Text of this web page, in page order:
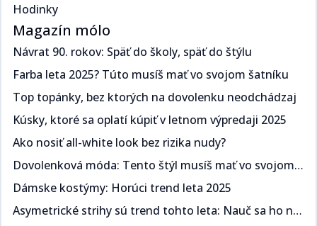
Hodinky
Magazín mólo
Návrat 90. rokov: Späť do školy, späť do štýlu​​​​‌ ‍ ​‍​‍‌‍ ‌ ​‍‌‍‍‌‌‍‌ ‌‍‍‌‌‍ ‍​‍​‍​ ‍‍​‍​‍‌ ​ ‌‍​‌‌‍ ‍‌‍‍‌‌ ‌​‌ ‍‌​‍ ‍‌‍‍‌‌‍ ​‍​‍​‍ ​​‍​‍‌‍‍​‌ ​‍‌‍‌‌‌‍‌‍​‍​‍​ ‍‍​‍​‍‌‍‍​‌ ‌​‌ ‌​‌ ​​​ ‍‍​‍ ​‍ ‌‍ ​‌‍ ‌‍​ ‌‍​‌‌‍ ​‌‍‍​‌‍ ‌ ​ ‌ ‌​​ ‍‍​ ​ ​ ​​​ ​​​ ​​​‍ ‌ ​ ‌ ‌​‌ ‌‌‌‍‌​‌‍‍‌‌‍ ​‍ ‌‍‍‌‌‍ ‍‌ ‌​‌‍‌‌‌‍ ‍‌ ‌​​‍ ‌‍‌‌‌‍‌​‌‍‍‌‌ ‌​​‍ ‌‍ ‌‌‍ ‌‍‌​‌‍‌‌​ ‌‌ ​​‌ ​‍‌‍‌‌‌ ​ ‌‍‌‌‌‍ ‍‌ ‌​‌‍​‌‌ ‌​‌‍‍‌‌‍ ‌‍ ‍​ ‍ ‌‍‍‌‌‍‌​​ ‌​ ​‍‌‍​ ‌‍​ ‌‍‌​​ ‍​​ ‍​​ ‌‌​ ​‌​‍ ‌​ ‍​​ ​ ‌‍​‌​ ​‌​‍ ‌​ ‌​‌‍‌​​ ​‌​ ​‍​‍ ‌‌‍​‌‌‍​‌​ ​​​ ​​​‍ ‌​ ‍‌​ ‌ ​ ​‌‌‍​ ​ ​‌​ ​‌‌‍​‍‌‍‌​​ ​‍‌‍‌​‌‍‌‍​ ‌ ​ ‍ ‌ ‌​‌ ‍‌‌ ​​‌‍‌‌​ ‌‌ ​​‌‍ ‌ ​ ‌ ‌​​ ‍ ‌ ​​‌‍​‌‌ ‌​‌‍‍​​ ‌‌ ‌​‌‍‍‌‌ ‌​‌‍ ​‌‍‌‌​ ‌‍​‍‌‍​‌‌ ​ ‌‍‌‌‌‌‌‌‌ ​‍‌‍ ​​ ‌‌‍‍​‌ ‌​‌ ‌​‌ ​​​‍‌‌​ ​ ‌​​‌​‍‌‌​ ​‍‌​‌‍​‍‌‌​ ​‍‌​‌‍‌‍ ​‌‍ ‌‍​ ‌‍​‌‌‍ ​‌‍‍​‌‍ ‌ ​ ‌ ‌​​‍‌‌​ ​ ‌​​‌​ ​ ​ ​​​ ​​​ ​​​‍‌‌​ ​‍‌​‌‍‌ ​ ‌ ‌​‌ ‌‌‌‍‌​‌‍‍‌‌‍ ​‍‌‍‌‍‍‌‌‍‌​​ ‌​ ​‍‌‍​ ‌‍​ ‌‍‌​​ ‍​​ ‍​​ ‌‌​ ​‌​‍ ‌​ ‍​​ ​ ‌‍​‌​ ​‌​‍ ‌​ ‌​‌‍‌​​ ​‌​ ​‍​‍ ‌‌‍​‌‌‍​‌​ ​​​ ​​​‍ ‌​ ‍‌​ ‌ ​ ​‌‌‍​ ​ ​‌​ ​‌‌‍​‍‌‍‌​​ ​‍‌‍‌​‌‍‌‍​ ‌ ​‍‌‍‌ ‌​‌ ‍‌‌ ​​‌‍‌‌​ ‌‌ ​​‌‍ ‌ ​ ‌ ‌​​‍‌‍‌ ​​‌‍​‌‌ ‌​‌‍‍​​ ‌‌ ‌​‌‍‍‌‌ ‌​‌‍ ​‌‍‌‌​‍‌‍‌ ​​‌‍‌‌‌ ​‍‌ ​ ‌ ​​‌‍‌‌‌‍​ ‌ ‌​‌‍‍‌‌ ‌‍‌‍‌‌​ ‌‌ ​​‌ ‌‌‌‍​‍‌‍ ​‌‍‍‌‌ ​ ‌‍‍​‌‍‌‌‌‍‌​​‍​‍‌ ‌
Farba leta 2025? Túto musíš mať vo svojom šatníku ​​​​‌ ‍ ​‍​‍‌‍ ‌ ​‍‌‍‍‌‌‍‌ ‌‍‍‌‌‍ ‍​‍​‍​ ‍‍​‍​‍‌ ​ ‌‍​‌‌‍ ‍‌‍‍‌‌ ‌​‌ ‍‌​‍ ‍‌‍‍‌‌‍ ​‍​‍​‍ ​​‍​‍‌‍‍​‌ ​‍‌‍‌‌‌‍‌‍​‍​‍​ ‍‍​‍​‍‌‍‍​‌ ‌​‌ ‌​‌ ​​​ ‍‍​‍ ​‍ ‌‍ ​‌‍ ‌‍​ ‌‍​‌‌‍ ​‌‍‍​‌‍ ‌ ​ ‌ ‌​​ ‍‍​ ​ ​ ​​​ ​​​ ​​​‍ ‌ ​ ‌ ‌​‌ ‌‌‌‍‌​‌‍‍‌‌‍ ​‍ ‌‍‍‌‌‍ ‍‌ ‌​‌‍‌‌‌‍ ‍‌ ‌​​‍ ‌‍‌‌‌‍‌​‌‍‍‌‌ ‌​​‍ ‌‍ ‌‌‍ ‌‍‌​‌‍‌‌​ ‌‌ ​​‌ ​‍‌‍‌‌‌ ​ ‌‍‌‌‌‍ ‍‌ ‌​‌‍​‌‌ ‌​‌‍‍‌‌‍ ‌‍ ‍​ ‍ ‌‍‍‌‌‍‌​​ ‌​ ​‌‌‍​‌​ ‌​​ ‌‍​ ​​‌‍​‌​ ​‍‌‍​‍​‍ ‌​ ‍​‌‍​‍‌‍​‍‌‍‌‍​‍ ‌​ ‌​‌‍‌‍​ ​​​ ​‍​‍ ‌‌‍​‌‌‍​‍​ ‌ ‌‍‌‍​‍ ‌‌‍‌‍​ ‍‌‌‍​ ‌‍​‍​ ‍‌​ ‍‌‌‍‌‌​ ​​‌‍‌‍​ ​ ‌‍‌​​ ​‍​ ‍ ‌ ‌​‌ ‍‌‌ ​​‌‍‌‌​ ‌‌ ​​‌‍ ‌ ​ ‌ ‌​​ ‍ ‌ ​​‌‍​‌‌ ‌​‌‍‍​​ ‌‌ ‌​‌‍‍‌‌ ‌​‌‍ ​‌‍‌‌​ ‌‍​‍‌‍​‌‌ ​ ‌‍‌‌‌‌‌‌‌ ​‍‌‍ ​​ ‌‌‍‍​‌ ‌​‌ ‌​‌ ​​​‍‌‌​ ​ ‌​​‌​‍‌‌​ ​‍‌​‌‍​‍‌‌​ ​‍‌​‌‍‌‍ ​‌‍ ‌‍​ ‌‍​‌‌‍ ​‌‍‍​‌‍ ‌ ​ ‌ ‌​​‍‌‌​ ​ ‌​​‌​ ​ ​ ​​​ ​​​ ​​​‍‌‌​ ​‍‌​‌‍‌ ​ ‌ ‌​‌ ‌‌‌‍‌​‌‍‍‌‌‍ ​‍‌‍‌‍‍‌‌‍‌​​ ‌​ ​‌‌‍​‌​ ‌​​ ‌‍​ ​​‌‍​‌​ ​‍‌‍​‍​‍ ‌​ ‍​‌‍​‍‌‍​‍‌‍‌‍​‍ ‌​ ‌​‌‍‌‍​ ​​​ ​‍​‍ ‌‌‍​‌‌‍​‍​ ‌ ‌‍‌‍​‍ ‌‌‍‌‍​ ‍‌‌‍​ ‌‍​‍​ ‍‌​ ‍‌‌‍‌‌​ ​​‌‍‌‍​ ​ ‌‍‌​​ ​‍​‍‌‍‌ ‌​‌ ‍‌‌ ​​‌‍‌‌​ ‌‌ ​​‌‍ ‌ ​ ‌ ‌​​‍‌‍‌ ​​‌‍​‌‌ ‌​‌‍‍​​ ‌‌ ‌​‌‍‍‌‌ ‌​‌‍ ​‌‍‌‌​‍‌‍‌ ​​‌‍‌‌‌ ​‍‌ ​ ‌ ​​‌‍‌‌‌‍​ ‌ ‌​‌‍‍‌‌ ‌‍‌‍‌‌​ ‌‌ ​​‌ ‌‌‌‍​‍‌‍ ​‌‍‍‌‌ ​ ‌‍‍​‌‍‌‌‌‍‌​​‍​‍‌ ‌
Top topánky, bez ktorých na dovolenku neodchádzaj​​​​‌ ‍ ​‍​‍‌‍ ‌ ​‍‌‍‍‌‌‍‌ ‌‍‍‌‌‍ ‍​‍​‍​ ‍‍​‍​‍‌ ​ ‌‍​‌‌‍ ‍‌‍‍‌‌ ‌​‌ ‍‌​‍ ‍‌‍‍‌‌‍ ​‍​‍​‍ ​​‍​‍‌‍‍​‌ ​‍‌‍‌‌‌‍‌‍​‍​‍​ ‍‍​‍​‍‌‍‍​‌ ‌​‌ ‌​‌ ​​​ ‍‍​‍ ​‍ ‌‍ ​‌‍ ‌‍​ ‌‍​‌‌‍ ​‌‍‍​‌‍ ‌ ​ ‌ ‌​​ ‍‍​ ​ ​ ​​​ ​​​ ​​​‍ ‌ ​ ‌ ‌​‌ ‌‌‌‍‌​‌‍‍‌‌‍ ​‍ ‌‍‍‌‌‍ ‍‌ ‌​‌‍‌‌‌‍ ‍‌ ‌​​‍ ‌‍‌‌‌‍‌​‌‍‍‌‌ ‌​​‍ ‌‍ ‌‌‍ ‌‍‌​‌‍‌‌​ ‌‌ ​​‌ ​‍‌‍‌‌‌ ​ ‌‍‌‌‌‍ ‍‌ ‌​‌‍​‌‌ ‌​‌‍‍‌‌‍ ‌‍ ‍​ ‍ ‌‍‍‌‌‍‌​​ ‌​ ​‌​ ‍‌​ ​‍‌‍​ ​ ‌ ​ ​‌​ ‌‌​ ​‍​‍ ‌‌‍​‌‌‍​‌​ ‍​‌‍​‍​‍ ‌​ ‌​​ ‌‌​ ‍‌‌‍‌‍​‍ ‌‌‍​‌​ ‍​​ ‌ ​ ‍​​‍ ‌​ ‍‌​ ‌ ​ ​​​ ‍‌‌‍​ ​ ‍​​ ‍‌​ ​‍​ ​​‌‍‌‍‌‍​‍‌‍‌‌​ ‍ ‌ ‌​‌ ‍‌‌ ​​‌‍‌‌​ ‌‌ ​​‌‍ ‌ ​ ‌ ‌​​ ‍ ‌ ​​‌‍​‌‌ ‌​‌‍‍​​ ‌‌ ‌​‌‍‍‌‌ ‌​‌‍ ​‌‍‌‌​ ‌‍​‍‌‍​‌‌ ​ ‌‍‌‌‌‌‌‌‌ ​‍‌‍ ​​ ‌‌‍‍​‌ ‌​‌ ‌​‌ ​​​‍‌‌​ ​ ‌​​‌​‍‌‌​ ​‍‌​‌‍​‍‌‌​ ​‍‌​‌‍‌‍ ​‌‍ ‌‍​ ‌‍​‌‌‍ ​‌‍‍​‌‍ ‌ ​ ‌ ‌​​‍‌‌​ ​ ‌​​‌​ ​ ​ ​​​ ​​​ ​​​‍‌‌​ ​‍‌​‌‍‌ ​ ‌ ‌​‌ ‌‌‌‍‌​‌‍‍‌‌‍ ​‍‌‍‌‍‍‌‌‍‌​​ ‌​ ​‌​ ‍‌​ ​‍‌‍​ ​ ‌ ​ ​‌​ ‌‌​ ​‍​‍ ‌‌‍​‌‌‍​‌​ ‍​‌‍​‍​‍ ‌​ ‌​​ ‌‌​ ‍‌‌‍‌‍​‍ ‌‌‍​‌​ ‍​​ ‌ ​ ‍​​‍ ‌​ ‍‌​ ‌ ​ ​​​ ‍‌‌‍​ ​ ‍​​ ‍‌​ ​‍​ ​​‌‍‌‍‌‍​‍‌‍‌‌​‍‌‍‌ ‌​‌ ‍‌‌ ​​‌‍‌‌​ ‌‌ ​​‌‍ ‌ ​ ‌ ‌​​‍‌‍‌ ​​‌‍​‌‌ ‌​‌‍‍​​ ‌‌ ‌​‌‍‍‌‌ ‌​‌‍ ​‌‍‌‌​‍‌‍‌ ​​‌‍‌‌‌ ​‍‌ ​ ‌ ​​‌‍‌‌‌‍​ ‌ ‌​‌‍‍‌‌ ‌‍‌‍‌‌​ ‌‌ ​​‌ ‌‌‌‍​‍‌‍ ​‌‍‍‌‌ ​ ‌‍‍​‌‍‌‌‌‍‌​​‍​‍‌ ‌
Kúsky, ktoré sa oplatí kúpiť v letnom výpredaji 2025​​​​‌ ‍ ​‍​‍‌‍ ‌ ​‍‌‍‍‌‌‍‌ ‌‍‍‌‌‍ ‍​‍​‍​ ‍‍​‍​‍‌ ​ ‌‍​‌‌‍ ‍‌‍‍‌‌ ‌​‌ ‍‌​‍ ‍‌‍‍‌‌‍ ​‍​‍​‍ ​​‍​‍‌‍‍​‌ ​‍‌‍‌‌‌‍‌‍​‍​‍​ ‍‍​‍​‍‌‍‍​‌ ‌​‌ ‌​‌ ​​​ ‍‍​‍ ​‍ ‌‍ ​‌‍ ‌‍​ ‌‍​‌‌‍ ​‌‍‍​‌‍ ‌ ​ ‌ ‌​​ ‍‍​ ​ ​ ​​​ ​​​ ​​​‍ ‌ ​ ‌ ‌​‌ ‌‌‌‍‌​‌‍‍‌‌‍ ​‍ ‌‍‍‌‌‍ ‍‌ ‌​‌‍‌‌‌‍ ‍‌ ‌​​‍ ‌‍‌‌‌‍‌​‌‍‍‌‌ ‌​​‍ ‌‍ ‌‌‍ ‌‍‌​‌‍‌‌​ ‌‌ ​​‌ ​‍‌‍‌‌‌ ​ ‌‍‌‌‌‍ ‍‌ ‌​‌‍​‌‌ ‌​‌‍‍‌‌‍ ‌‍ ‍​ ‍ ‌‍‍‌‌‍‌​​ ‌‌‍​‌‌‍​‍​ ​ ​ ‌​‌‍‌​‌‍‌‌​ ​ ‌‍‌​​‍ ‌​ ‍‌​ ​‌​ ‍‌​ ​‍​‍ ‌​ ‌​‌‍​‌​ ​‌​ ‍​​‍ ‌‌‍​‌​ ‌‌​ ‍​‌‍‌‌​‍ ‌‌‍‌‍​ ‌‌‌‍​‌‌‍​‌​ ​‌‌‍​ ​ ‍‌​ ‌ ‌‍‌​‌‍​‌​ ​​‌‍​ ​ ‍ ‌ ‌​‌ ‍‌‌ ​​‌‍‌‌​ ‌‌ ​​‌‍ ‌ ​ ‌ ‌​​ ‍ ‌ ​​‌‍​‌‌ ‌​‌‍‍​​ ‌‌ ‌​‌‍‍‌‌ ‌​‌‍ ​‌‍‌‌​ ‌‍​‍‌‍​‌‌ ​ ‌‍‌‌‌‌‌‌‌ ​‍‌‍ ​​ ‌‌‍‍​‌ ‌​‌ ‌​‌ ​​​‍‌‌​ ​ ‌​​‌​‍‌‌​ ​‍‌​‌‍​‍‌‌​ ​‍‌​‌‍‌‍ ​‌‍ ‌‍​ ‌‍​‌‌‍ ​‌‍‍​‌‍ ‌ ​ ‌ ‌​​‍‌‌​ ​ ‌​​‌​ ​ ​ ​​​ ​​​ ​​​‍‌‌​ ​‍‌​‌‍‌ ​ ‌ ‌​‌ ‌‌‌‍‌​‌‍‍‌‌‍ ​‍‌‍‌‍‍‌‌‍‌​​ ‌‌‍​‌‌‍​‍​ ​ ​ ‌​‌‍‌​‌‍‌‌​ ​ ‌‍‌​​‍ ‌​ ‍‌​ ​‌​ ‍‌​ ​‍​‍ ‌​ ‌​‌‍​‌​ ​‌​ ‍​​‍ ‌‌‍​‌​ ‌‌​ ‍​‌‍‌‌​‍ ‌‌‍‌‍​ ‌‌‌‍​‌‌‍​‌​ ​‌‌‍​ ​ ‍‌​ ‌ ‌‍‌​‌‍​‌​ ​​‌‍​ ​‍‌‍‌ ‌​‌ ‍‌‌ ​​‌‍‌‌​ ‌‌ ​​‌‍ ‌ ​ ‌ ‌​​‍‌‍‌ ​​‌‍​‌‌ ‌​‌‍‍​​ ‌‌ ‌​‌‍‍‌‌ ‌​‌‍ ​‌‍‌‌​‍‌‍‌ ​​‌‍‌‌‌ ​‍‌ ​ ‌ ​​‌‍‌‌‌‍​ ‌ ‌​‌‍‍‌‌ ‌‍‌‍‌‌​ ‌‌ ​​‌ ‌‌‌‍​‍‌‍ ​‌‍‍‌‌ ​ ‌‍‍​‌‍‌‌‌‍‌​​‍​‍‌ ‌
Ako nosiť all-white look bez rizika nudy?​​​​‌ ‍ ​‍​‍‌‍ ‌ ​‍‌‍‍‌‌‍‌ ‌‍‍‌‌‍ ‍​‍​‍​ ‍‍​‍​‍‌ ​ ‌‍​‌‌‍ ‍‌‍‍‌‌ ‌​‌ ‍‌​‍ ‍‌‍‍‌‌‍ ​‍​‍​‍ ​​‍​‍‌‍‍​‌ ​‍‌‍‌‌‌‍‌‍​‍​‍​ ‍‍​‍​‍‌‍‍​‌ ‌​‌ ‌​‌ ​​​ ‍‍​‍ ​‍ ‌‍ ​‌‍ ‌‍​ ‌‍​‌‌‍ ​‌‍‍​‌‍ ‌ ​ ‌ ‌​​ ‍‍​ ​ ​ ​​​ ​​​ ​​​‍ ‌ ​ ‌ ‌​‌ ‌‌‌‍‌​‌‍‍‌‌‍ ​‍ ‌‍‍‌‌‍ ‍‌ ‌​‌‍‌‌‌‍ ‍‌ ‌​​‍ ‌‍‌‌‌‍‌​‌‍‍‌‌ ‌​​‍ ‌‍ ‌‌‍ ‌‍‌​‌‍‌‌​ ‌‌ ​​‌ ​‍‌‍‌‌‌ ​ ‌‍‌‌‌‍ ‍‌ ‌​‌‍​‌‌ ‌​‌‍‍‌‌‍ ‌‍ ‍​ ‍ ‌‍‍‌‌‍‌​​ ‌‌‍‌‍​ ‌‌​ ‍‌​ ‍‌​ ‍​​ ‌‌‌‍‌‍​ ​ ​‍ ‌​ ‍‌‌‍​ ​ ​ ‌‍​‌​‍ ‌​ ‌​‌‍‌‌​ ‌​​ ​​​‍ ‌​ ‍​​ ‌ ​ ​‍‌‍‌‌​‍ ‌​ ‌​​ ​‌‌‍‌​‌‍‌‌‌‍‌‌‌‍​‍‌‍‌‌​ ​‌​ ‍‌‌‍‌‌​ ‌‍​ ‌ ​ ‍ ‌ ‌​‌ ‍‌‌ ​​‌‍‌‌​ ‌‌ ​​‌‍ ‌ ​ ‌ ‌​​ ‍ ‌ ​​‌‍​‌‌ ‌​‌‍‍​​ ‌‌ ‌​‌‍‍‌‌ ‌​‌‍ ​‌‍‌‌​ ‌‍​‍‌‍​‌‌ ​ ‌‍‌‌‌‌‌‌‌ ​‍‌‍ ​​ ‌‌‍‍​‌ ‌​‌ ‌​‌ ​​​‍‌‌​ ​ ‌​​‌​‍‌‌​ ​‍‌​‌‍​‍‌‌​ ​‍‌​‌‍‌‍ ​‌‍ ‌‍​ ‌‍​‌‌‍ ​‌‍‍​‌‍ ‌ ​ ‌ ‌​​‍‌‌​ ​ ‌​​‌​ ​ ​ ​​​ ​​​ ​​​‍‌‌​ ​‍‌​‌‍‌ ​ ‌ ‌​‌ ‌‌‌‍‌​‌‍‍‌‌‍ ​‍‌‍‌‍‍‌‌‍‌​​ ‌‌‍‌‍​ ‌‌​ ‍‌​ ‍‌​ ‍​​ ‌‌‌‍‌‍​ ​ ​‍ ‌​ ‍‌‌‍​ ​ ​ ‌‍​‌​‍ ‌​ ‌​‌‍‌‌​ ‌​​ ​​​‍ ‌​ ‍​​ ‌ ​ ​‍‌‍‌‌​‍ ‌​ ‌​​ ​‌‌‍‌​‌‍‌‌‌‍‌‌‌‍​‍‌‍‌‌​ ​‌​ ‍‌‌‍‌‌​ ‌‍​ ‌ ​‍‌‍‌ ‌​‌ ‍‌‌ ​​‌‍‌‌​ ‌‌ ​​‌‍ ‌ ​ ‌ ‌​​‍‌‍‌ ​​‌‍​‌‌ ‌​‌‍‍​​ ‌‌ ‌​‌‍‍‌‌ ‌​‌‍ ​‌‍‌‌​‍‌‍‌ ​​‌‍‌‌‌ ​‍‌ ​ ‌ ​​‌‍‌‌‌‍​ ‌ ‌​‌‍‍‌‌ ‌‍‌‍‌‌​ ‌‌ ​​‌ ‌‌‌‍​‍‌‍ ​‌‍‍‌‌ ​ ‌‍‍​‌‍‌‌‌‍‌​​‍​‍‌ ‌
Dovolenková móda: Tento štýl musíš mať vo svojom šatníku ​​​​‌ ‍ ​‍​‍‌‍ ‌ ​‍‌‍‍‌‌‍‌ ‌‍‍‌‌‍ ‍​‍​‍​ ‍‍​‍​‍‌ ​ ‌‍​‌‌‍ ‍‌‍‍‌‌ ‌​‌ ‍‌​‍ ‍‌‍‍‌‌‍ ​‍​‍​‍ ​​‍​‍‌‍‍​‌ ​‍‌‍‌‌‌‍‌‍​‍​‍​ ‍‍​‍​‍‌‍‍​‌ ‌​‌ ‌​‌ ​​​ ‍‍​‍ ​‍ ‌‍ ​‌‍ ‌‍​ ‌‍​‌‌‍ ​‌‍‍​‌‍ ‌ ​ ‌ ‌​​ ‍‍​ ​ ​ ​​​ ​​​ ​​​‍ ‌ ​ ‌ ‌​‌ ‌‌‌‍‌​‌‍‍‌‌‍ ​‍ ‌‍‍‌‌‍ ‍‌ ‌​‌‍‌‌‌‍ ‍‌ ‌​​‍ ‌‍‌‌‌‍‌​‌‍‍‌‌ ‌​​‍ ‌‍ ‌‌‍ ‌‍‌​‌‍‌‌​ ‌‌ ​​‌ ​‍‌‍‌‌‌ ​ ‌‍‌‌‌‍ ‍‌ ‌​‌‍​‌‌ ‌​‌‍‍‌‌‍ ‌‍ ‍​ ‍ ‌‍‍‌‌‍‌​​ ‌​ ​​​ ‌‌​ ​​‌‍‌‌​ ‍​‌‍‌​​ ​​‌‍‌‌​‍ ‌​ ​​​ ‍‌​ ‌ ​ ‍​​‍ ‌​ ‌​​ ​ ‌‍​ ​ ‌​​‍ ‌​ ‍‌‌‍​‌​ ‍‌​ ​​​‍ ‌​ ‍​​ ​‌​ ‍​​ ​‍​ ​​‌‍‌‌​ ​ ​ ​‌​ ​ ‌‍​ ​ ‍​​ ​‍​ ‍ ‌ ‌​‌ ‍‌‌ ​​‌‍‌‌​ ‌‌ ​​‌‍ ‌ ​ ‌ ‌​​ ‍ ‌ ​​‌‍​‌‌ ‌​‌‍‍​​ ‌‌ ‌​‌‍‍‌‌ ‌​‌‍ ​‌‍‌‌​ ‌‍​‍‌‍​‌‌ ​ ‌‍‌‌‌‌‌‌‌ ​‍‌‍ ​​ ‌‌‍‍​‌ ‌​‌ ‌​‌ ​​​‍‌‌​ ​ ‌​​‌​‍‌‌​ ​‍‌​‌‍​‍‌‌​ ​‍‌​‌‍‌‍ ​‌‍ ‌‍​ ‌‍​‌‌‍ ​‌‍‍​‌‍ ‌ ​ ‌ ‌​​‍‌‌​ ​ ‌​​‌​ ​ ​ ​​​ ​​​ ​​​‍‌‌​ ​‍‌​‌‍‌ ​ ‌ ‌​‌ ‌‌‌‍‌​‌‍‍‌‌‍ ​‍‌‍‌‍‍‌‌‍‌​​ ‌​ ​​​ ‌‌​ ​​‌‍‌‌​ ‍​‌‍‌​​ ​​‌‍‌‌​‍ ‌​ ​​​ ‍‌​ ‌ ​ ‍​​‍ ‌​ ‌​​ ​ ‌‍​ ​ ‌​​‍ ‌​ ‍‌‌‍​‌​ ‍‌​ ​​​‍ ‌​ ‍​​ ​‌​ ‍​​ ​‍​ ​​‌‍‌‌​ ​ ​ ​‌​ ​ ‌‍​ ​ ‍​​ ​‍​‍‌‍‌ ‌​‌ ‍‌‌ ​​‌‍‌‌​ ‌‌ ​​‌‍ ‌ ​ ‌ ‌​​‍‌‍‌ ​​‌‍​‌‌ ‌​‌‍‍​​ ‌‌ ‌​‌‍‍‌‌ ‌​‌‍ ​‌‍‌‌​‍‌‍‌ ​​‌‍‌‌‌ ​‍‌ ​ ‌ ​​‌‍‌‌‌‍​ ‌ ‌​‌‍‍‌‌ ‌‍‌‍‌‌​ ‌‌ ​​‌ ‌‌‌‍​‍‌‍ ​‌‍‍‌‌ ​ ‌‍‍​‌‍‌‌‌‍‌​​‍​‍‌ ‌
Dámske kostýmy: Horúci trend leta 2025 ​​​​‌ ‍ ​‍​‍‌‍ ‌ ​‍‌‍‍‌‌‍‌ ‌‍‍‌‌‍ ‍​‍​‍​ ‍‍​‍​‍‌ ​ ‌‍​‌‌‍ ‍‌‍‍‌‌ ‌​‌ ‍‌​‍ ‍‌‍‍‌‌‍ ​‍​‍​‍ ​​‍​‍‌‍‍​‌ ​‍‌‍‌‌‌‍‌‍​‍​‍​ ‍‍​‍​‍‌‍‍​‌ ‌​‌ ‌​‌ ​​​ ‍‍​‍ ​‍ ‌‍ ​‌‍ ‌‍​ ‌‍​‌‌‍ ​‌‍‍​‌‍ ‌ ​ ‌ ‌​​ ‍‍​ ​ ​ ​​​ ​​​ ​​​‍ ‌ ​ ‌ ‌​‌ ‌‌‌‍‌​‌‍‍‌‌‍ ​‍ ‌‍‍‌‌‍ ‍‌ ‌​‌‍‌‌‌‍ ‍‌ ‌​​‍ ‌‍‌‌‌‍‌​‌‍‍‌‌ ‌​​‍ ‌‍ ‌‌‍ ‌‍‌​‌‍‌‌​ ‌‌ ​​‌ ​‍‌‍‌‌‌ ​ ‌‍‌‌‌‍ ‍‌ ‌​‌‍​‌‌ ‌​‌‍‍‌‌‍ ‌‍ ‍​ ‍ ‌‍‍‌‌‍‌​​ ‌​ ​‌​ ‍​​ ‍‌​ ​‌​ ‌​​ ‌‍‌‍‌​‌‍‌​​‍ ‌‌‍‌‌​ ‌ ​ ‌‌​ ‌​​‍ ‌​ ‌​​ ​‍​ ‌‍‌‍‌‍​‍ ‌​ ‍​​ ‌​‌‍‌‍​ ‌ ​‍ ‌​ ​‌‌‍‌​​ ‍‌​ ‌‌‌‍‌‍​ ​ ​ ​ ​ ​‍​ ​​​ ‌‌‌‍‌‍‌‍‌‍​ ‍ ‌ ‌​‌ ‍‌‌ ​​‌‍‌‌​ ‌‌ ​​‌‍ ‌ ​ ‌ ‌​​ ‍ ‌ ​​‌‍​‌‌ ‌​‌‍‍​​ ‌‌ ‌​‌‍‍‌‌ ‌​‌‍ ​‌‍‌‌​ ‌‍​‍‌‍​‌‌ ​ ‌‍‌‌‌‌‌‌‌ ​‍‌‍ ​​ ‌‌‍‍​‌ ‌​‌ ‌​‌ ​​​‍‌‌​ ​ ‌​​‌​‍‌‌​ ​‍‌​‌‍​‍‌‌​ ​‍‌​‌‍‌‍ ​‌‍ ‌‍​ ‌‍​‌‌‍ ​‌‍‍​‌‍ ‌ ​ ‌ ‌​​‍‌‌​ ​ ‌​​‌​ ​ ​ ​​​ ​​​ ​​​‍‌‌​ ​‍‌​‌‍‌ ​ ‌ ‌​‌ ‌‌‌‍‌​‌‍‍‌‌‍ ​‍‌‍‌‍‍‌‌‍‌​​ ‌​ ​‌​ ‍​​ ‍‌​ ​‌​ ‌​​ ‌‍‌‍‌​‌‍‌​​‍ ‌‌‍‌‌​ ‌ ​ ‌‌​ ‌​​‍ ‌​ ‌​​ ​‍​ ‌‍‌‍‌‍​‍ ‌​ ‍​​ ‌​‌‍‌‍​ ‌ ​‍ ‌​ ​‌‌‍‌​​ ‍‌​ ‌‌‌‍‌‍​ ​ ​ ​ ​ ​‍​ ​​​ ‌‌‌‍‌‍‌‍‌‍​‍‌‍‌ ‌​‌ ‍‌‌ ​​‌‍‌‌​ ‌‌ ​​‌‍ ‌ ​ ‌ ‌​​‍‌‍‌ ​​‌‍​‌‌ ‌​‌‍‍​​ ‌‌ ‌​‌‍‍‌‌ ‌​‌‍ ​‌‍‌‌​‍‌‍‌ ​​‌‍‌‌‌ ​‍‌ ​ ‌ ​​‌‍‌‌‌‍​ ‌ ‌​‌‍‍‌‌ ‌‍‌‍‌‌​ ‌‌ ​​‌ ‌‌‌‍​‍‌‍ ​‌‍‍‌‌ ​ ‌‍‍​‌‍‌‌‌‍‌​​‍​‍‌ ‌
Asymetrické strihy sú trend tohto leta: Nauč sa ho nosiť​​​​‌ ‍ ​‍​‍‌‍ ‌ ​‍‌‍‍‌‌‍‌ ‌‍‍‌‌‍ ‍​‍​‍​ ‍‍​‍​‍‌ ​ ‌‍​‌‌‍ ‍‌‍‍‌‌ ‌​‌ ‍‌​‍ ‍‌‍‍‌‌‍ ​‍​‍​‍ ​​‍​‍‌‍‍​‌ ​‍‌‍‌‌‌‍‌‍​‍​‍​ ‍‍​‍​‍‌‍‍​‌ ‌​‌ ‌​‌ ​​​ ‍‍​‍ ​‍ ‌‍ ​‌‍ ‌‍​ ‌‍​‌‌‍ ​‌‍‍​‌‍ ‌ ​ ‌ ‌​​ ‍‍​ ​ ​ ​​​ ​​​ ​​​‍ ‌ ​ ‌ ‌​‌ ‌‌‌‍‌​‌‍‍‌‌‍ ​‍ ‌‍‍‌‌‍ ‍‌ ‌​‌‍‌‌‌‍ ‍‌ ‌​​‍ ‌‍‌‌‌‍‌​‌‍‍‌‌ ‌​​‍ ‌‍ ‌‌‍ ‌‍‌​‌‍‌‌​ ‌‌ ​​‌ ​‍‌‍‌‌‌ ​ ‌‍‌‌‌‍ ‍‌ ‌​‌‍​‌‌ ‌​‌‍‍‌‌‍ ‌‍ ‍​ ‍ ‌‍‍‌‌‍‌​​ ‌​ ‌‍​ ‌ ​ ​​‌‍‌​‌‍‌‍​ ​ ​ ​‌‌‍​‍​‍ ‌​ ​ ​ ​ ​ ​‌​ ‌‍​‍ ‌​ ‌​‌‍‌​​ ‌ ​ ‌​​‍ ‌​ ‍​​ ‌‌​ ​ ​ ‌‍​‍ ‌​ ​ ​ ‌‌​ ​​‌‍‌​​ ‌‍​ ​‌‌‍‌‌‌‍​‍‌‍​ ‌‍​‍​ ‍‌‌‍‌​​ ‍ ‌ ‌​‌ ‍‌‌ ​​‌‍‌‌​ ‌‌ ​​‌‍ ‌ ​ ‌ ‌​​ ‍ ‌ ​​‌‍​‌‌ ‌​‌‍‍​​ ‌‌ ‌​‌‍‍‌‌ ‌​‌‍ ​‌‍‌‌​ ‌‍​‍‌‍​‌‌ ​ ‌‍‌‌‌‌‌‌‌ ​‍‌‍ ​​ ‌‌‍‍​‌ ‌​‌ ‌​‌ ​​​‍‌‌​ ​ ‌​​‌​‍‌‌​ ​‍‌​‌‍​‍‌‌​ ​‍‌​‌‍‌‍ ​‌‍ ‌‍​ ‌‍​‌‌‍ ​‌‍‍​‌‍ ‌ ​ ‌ ‌​​‍‌‌​ ​ ‌​​‌​ ​ ​ ​​​ ​​​ ​​​‍‌‌​ ​‍‌​‌‍‌ ​ ‌ ‌​‌ ‌‌‌‍‌​‌‍‍‌‌‍ ​‍‌‍‌‍‍‌‌‍‌​​ ‌​ ‌‍​ ‌ ​ ​​‌‍‌​‌‍‌‍​ ​ ​ ​‌‌‍​‍​‍ ‌​ ​ ​ ​ ​ ​‌​ ‌‍​‍ ‌​ ‌​‌‍‌​​ ‌ ​ ‌​​‍ ‌​ ‍​​ ‌‌​ ​ ​ ‌‍​‍ ‌​ ​ ​ ‌‌​ ​​‌‍‌​​ ‌‍​ ​‌‌‍‌‌‌‍​‍‌‍​ ‌‍​‍​ ‍‌‌‍‌​​‍‌‍‌ ‌​‌ ‍‌‌ ​​‌‍‌‌​ ‌‌ ​​‌‍ ‌ ​ ‌ ‌​​‍‌‍‌ ​​‌‍​‌‌ ‌​‌‍‍​​ ‌‌ ‌​‌‍‍‌‌ ‌​‌‍ ​‌‍‌‌​‍‌‍‌ ​​‌‍‌‌‌ ​‍‌ ​ ‌ ​​‌‍‌‌‌‍​ ‌ ‌​‌‍‍‌‌ ‌‍‌‍‌‌​ ‌‌ ​​‌ ‌‌‌‍​‍‌‍ ​‌‍‍‌‌ ​ ‌‍‍​‌‍‌‌‌‍‌​​‍​‍‌ ‌